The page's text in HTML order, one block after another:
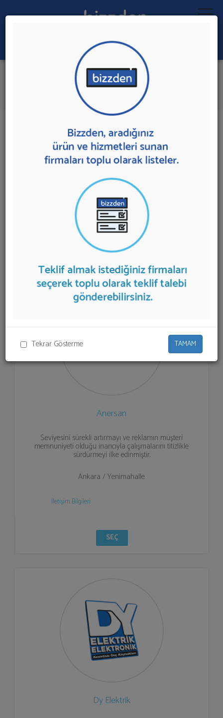
Tekrar Gösterme TAMAM
Ara:
Kesintisiz Güç Kaynakları
İlk 4 Firmadan Teklif İste
4 sonuç bulundu.
Yenimahalle'deKesintisiz Güç Kaynakları
sunan firmalar aşağıda listelenmektedir.Kesintisiz Güç
teklifi almak için listeden seçim yapıp ya da
"İlk 5 Firmadan Teklif İste" kısmından toplu olarak teklif
talebinizi firmalara aktarabilirsiniz.
Anersan
Seviyesini sürekli artırmayı ve reklamın müşteri
memnuniyeti olduğu inancıyla çalışmalarını titizlikle
sürdürmeyi ilke edinmiştir.
Ankara / Yenimahalle
İletişim Bilgileri
SEÇ
Dy Elektrik